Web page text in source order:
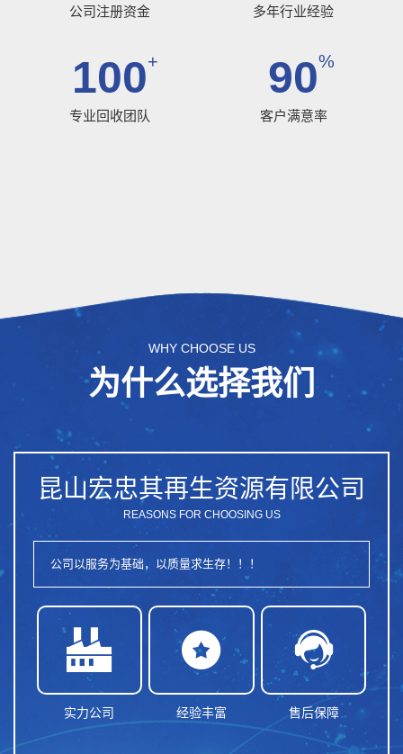
公司注册资金 多年行业经验
100+
专业回收团队
90%
客户满意率
WHY CHOOSE US
为什么选择我们
昆山宏忠其再生资源有限公司
REASONS FOR CHOOSING US
公司以服务为基础，以质量求生存！！！

实力公司

经验丰富

售后保障